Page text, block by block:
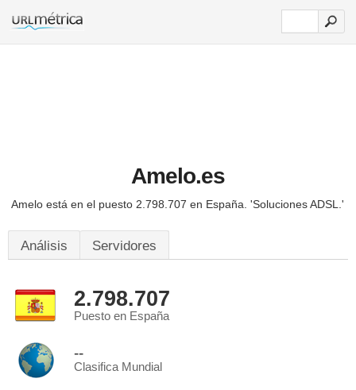
Amelo.es
Amelo está en el puesto 2.798.707 en España.'Soluciones ADSL.'
Análisis Servidores
2.798.707
Puesto en España
--
Clasifica Mundial